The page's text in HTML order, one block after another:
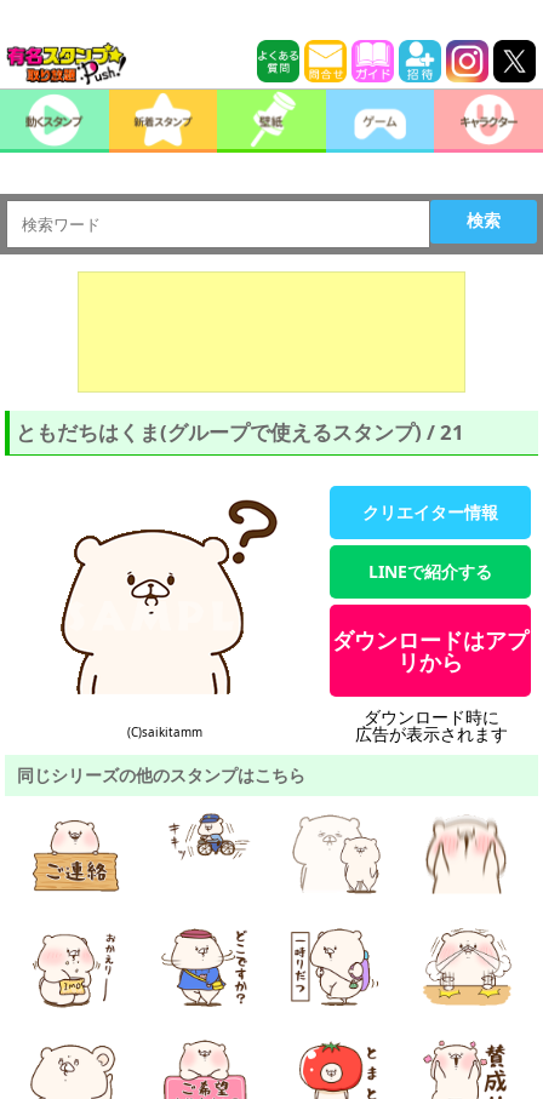
検索
ともだちはくま(グループで使えるスタンプ) / 21
(C)saikitamm
クリエイター情報
LINEで紹介する
ダウンロードはアプ
リから
ダウンロード時に
広告が表示されます
同じシリーズの他のスタンプはこちら